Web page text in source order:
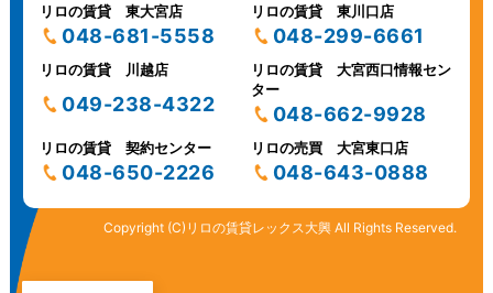
リロの賃貸 東大宮店
048-681-5558
リロの賃貸 東川口店
048-299-6661
リロの賃貸 川越店
049-238-4322
リロの賃貸 大宮西口情報セン
ター
048-662-9928
リロの賃貸 契約センター
048-650-2226
リロの売買 大宮東口店
048-643-0888
Copyright (C)リロの賃貸レックス大興 All Rights Reserved.